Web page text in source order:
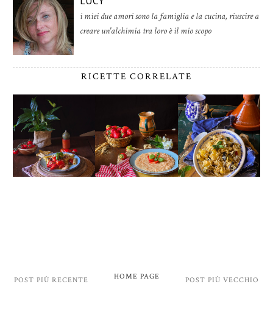
i miei due amori sono la famiglia e la cucina, riuscire a
creare un'alchimia tra loro è il mio scopo
RICETTE CORRELATE
POST PIÙ RECENTE POST PIÙ VECCHIO
HOME PAGE